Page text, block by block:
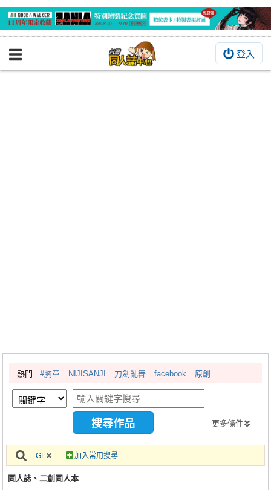
登入
BOOKY書集倉庫
繪圖藝廊
交流中心
攤位轉讓區
會員中心
註冊會員
熱門 #胸章 NIJISANJI 刀劍亂舞 facebook 原創
更多條件
GL 加入常用搜尋
同人誌、二創同人本